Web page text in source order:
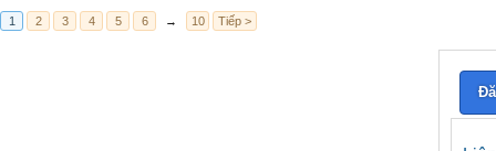
1 2 3 4 5 6 → 10 Tiếp >